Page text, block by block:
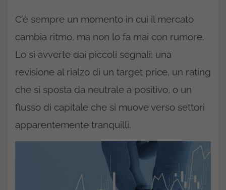
C’è sempre un momento in cui il mercato
cambia ritmo, ma non lo fa mai con rumore.
Lo si avverte dai piccoli segnali: una
revisione al rialzo di un target price, un rating
che si sposta da neutrale a positivo, o un
flusso di capitale che si muove verso settori
apparentemente tranquilli.